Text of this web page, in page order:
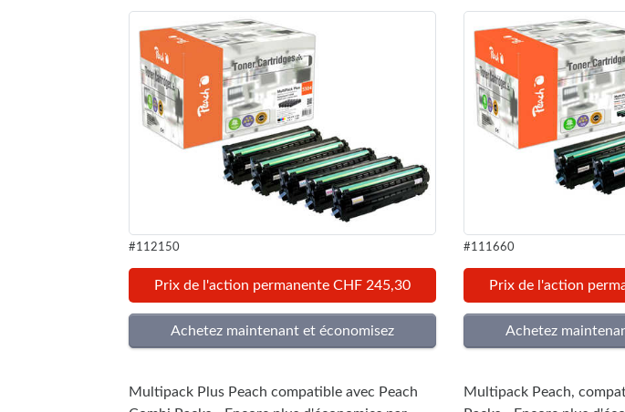
#112150
Prix de l'action permanente CHF 245,30
Multipack Plus Peach compatible avec Peach
#111660
Prix de l'action
Multipack Peach,